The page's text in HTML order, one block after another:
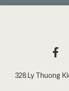
328 Ly Thuong